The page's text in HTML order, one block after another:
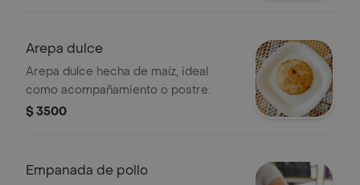
Arepa dulce
Arepa dulce hecha de maíz, ideal
como acompañamiento o postre.
$ 3500
Empanada de pollo